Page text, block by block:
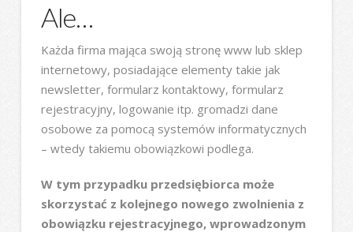
Ale…
Każda firma mająca swoją stronę www lub sklep
internetowy, posiadające elementy takie jak
newsletter, formularz kontaktowy, formularz
rejestracyjny, logowanie itp. gromadzi dane
osobowe za pomocą systemów informatycznych
– wtedy takiemu obowiązkowi podlega.
W tym przypadku przedsiębiorca może
skorzystać z kolejnego nowego zwolnienia z
obowiązku rejestracyjnego, wprowadzonym